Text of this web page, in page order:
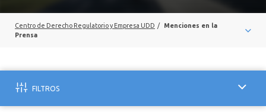
PUBLICACIONES
OBSERVATORIOS
Centro de Derecho Regulatorio y Empresa UDD /
Menciones en la
Prensa
FILTROS